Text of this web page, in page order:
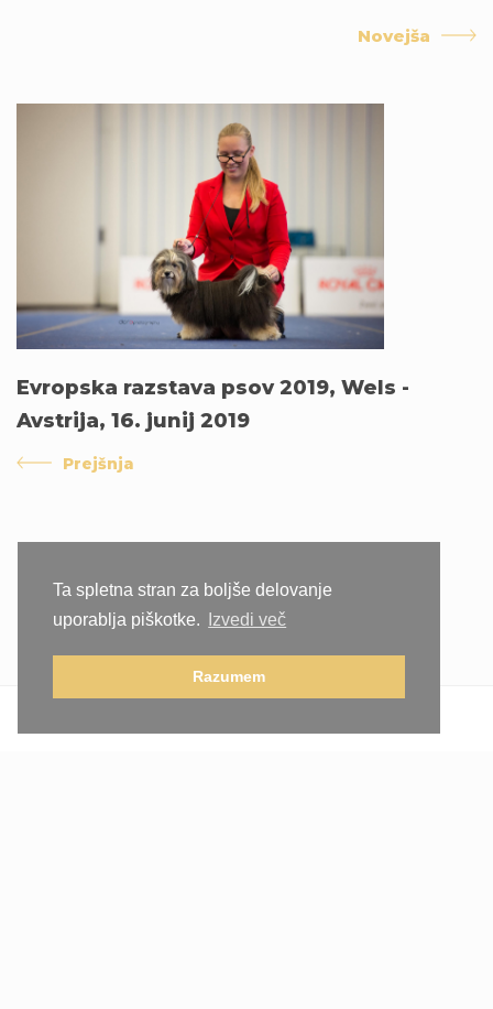
Ta spletna stran za boljše delovanje
uporablja piškotke.
Izvedi več
Razumem
Novejša
Evropska razstava psov 2019, Wels -
Avstrija, 16. junij 2019
Prejšnja